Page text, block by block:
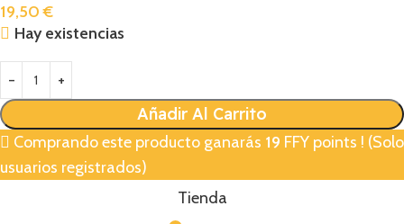
19,50€
Hay existencias
Añadir Al Carrito
Comprando este producto ganarás 19 FFY points ! (Solo
usuarios registrados)
Tienda